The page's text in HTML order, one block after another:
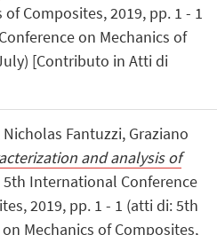
Composites, 2019, pp. 1 - 1
on Mechanics of
[Contributo in Atti di
Fantuzzi, Graziano
and analysis of
5th International Conference
2019, pp. 1 - 1 (atti di: 5th
Mechanics of Composites,